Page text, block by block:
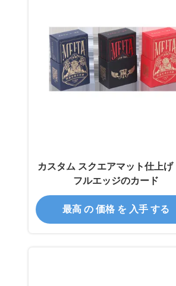
カスタム スクエアマット仕上げ
フルエッジのカード
最高 の 価格 を 入手 する